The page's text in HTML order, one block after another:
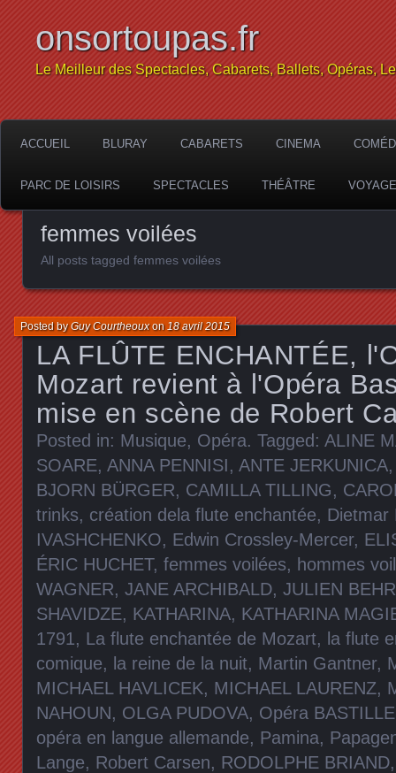
onsortoupas.fr
Le Meilleur des Spectacles, Cabarets, Ballets, Opéras,
ACCUEIL BLURAY CABARETS CINEMA
PARC DE LOISIRS SPECTACLES THÉÂTRE
femmes voilées
All posts tagged femmes voilées
LA FLÛTE ENCHANTÉE,
Mozart revient à l'Opéra
mise en scène de Robert
Posted byGuy Courtheouxon 18 avril 2015
Posted in: Musique, Opéra. Tagged: ALINE
SOARE, ANNA PENNISI, ANTE JERKUNICA
BJORN BÜRGER, CAMILLA TILLING,
trinks, création dela flute enchantée, Dietmar
IVASHCHENKO, Edwin Crossley-Mercer,
ÉRIC HUCHET, femmes voilées, hommes
WAGNER, JANE ARCHIBALD, JULIEN BEHR
SHAVIDZE, KATHARINA, KATHARINA
1791, La flute enchantée de Mozart, la flute
comique, la reine de la nuit, Martin Gantner,
MICHAEL HAVLICEK, MICHAEL LAURENZ,
NAHOUN, OLGA PUDOVA, Opéra BASTILLE
opéra en langue allemande, Pamina,
Lange, Robert Carsen, RODOLPHE BRIAND